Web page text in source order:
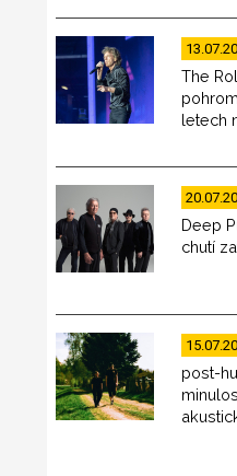
The
letech
Deep
chutí
post-